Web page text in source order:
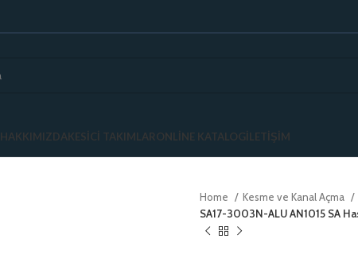
HAKKIMIZDAKESICI TAKIMLARONLINE KATALOGİLETIŞIM
Home Kesme ve Kanal Açma
SA17-3003N-ALU AN1015 SA